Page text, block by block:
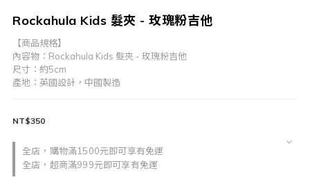
Rockahula Kids 髮夾 - 玫瑰粉吉他
【商品規格】
內容物：Rockahula Kids 髮夾 - 玫瑰粉吉他
尺寸：約5cm
產地：英國設計，中國製造
全店，購物滿1500元即可享有免運
全店，超商滿999元即可享有免運
NT$350